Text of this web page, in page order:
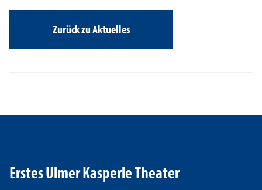
Zurück zu Aktuelles
Erstes Ulmer Kasperle Theater